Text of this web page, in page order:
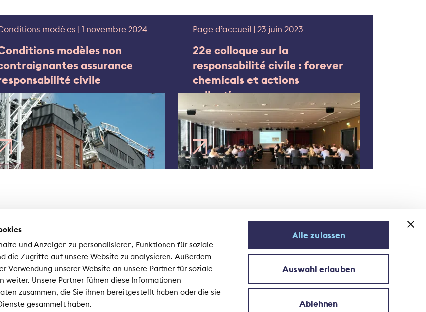
und Anzeigen zu personalisieren, Funktionen für soziale
die Zugriffe auf unsere Website zu analysieren. Außerdem
Verwendung unserer Website an unsere Partner für soziale
weiter. Unsere Partner führen diese Informationen
zusammen, die Sie ihnen bereitgestellt haben oder die sie
gesammelt haben.
Alle zulassen
Auswahl erlauben
Ablehnen
modèles | 1 novembre 2024
modèles non
assurance
civile
Page d’accueil | 23 juin 2023
22e colloque sur la
responsabilité civile : forever
chemicals et actions
collectives
Suisse d'Assurances ASA
Ferdinand-Meyer-Strasse 14
S'abonner à la newsletter